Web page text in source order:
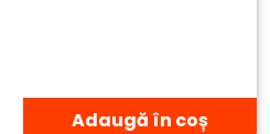
Adaugă în coș